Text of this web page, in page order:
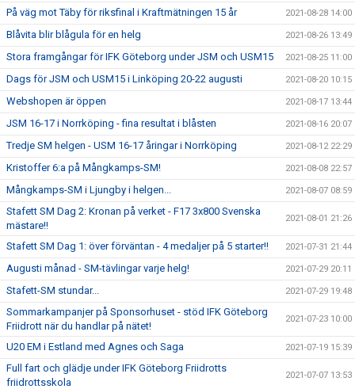
På väg mot Täby för riksfinal i Kraftmätningen 15 år 2021-08-28 14:00
Blåvita blir blågula för en helg 2021-08-26 13:49
Stora framgångar för IFK Göteborg under JSM och USM15 2021-08-25 11:00
Dags för JSM och USM15 i Linköping 20-22 augusti 2021-08-20 10:15
Webshopen är öppen 2021-08-17 13:44
JSM 16-17 i Norrköping - fina resultat i blåsten 2021-08-16 20:07
Tredje SM helgen - USM 16-17 åringar i Norrköping 2021-08-12 22:29
Kristoffer 6:a på Mångkamps-SM! 2021-08-08 22:57
Mångkamps-SM i Ljungby i helgen... 2021-08-07 08:59
Stafett SM Dag 2: Kronan på verket - F17 3x800 Svenska
mästare!!
2021-08-01 21:26
Stafett SM Dag 1: över förväntan - 4 medaljer på 5 starter!! 2021-07-31 21:44
Augusti månad - SM-tävlingar varje helg! 2021-07-29 20:11
Stafett-SM stundar... 2021-07-29 19:48
Sommarkampanjer på Sponsorhuset - stöd IFK Göteborg
Friidrott när du handlar på nätet!
2021-07-23 10:00
U20 EM i Estland med Agnes och Saga 2021-07-19 15:39
Full fart och glädje under IFK Göteborg Friidrotts
friidrottsskola
2021-07-07 13:53